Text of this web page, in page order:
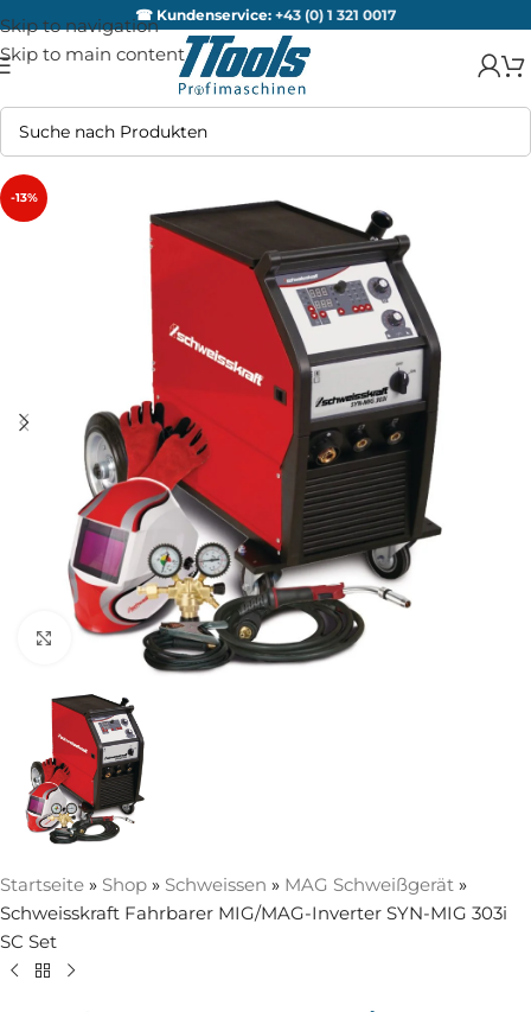
Skip to navigation
Skip to main content
☎ Kundenservice: +43 (0) 1 321 0017
-13%
Zum Vergrößern anklicken
Startseite » Shop » Schweissen » MAG Schweißgerät »
Schweisskraft Fahrbarer MIG/MAG-Inverter SYN-MIG 303i
SC Set